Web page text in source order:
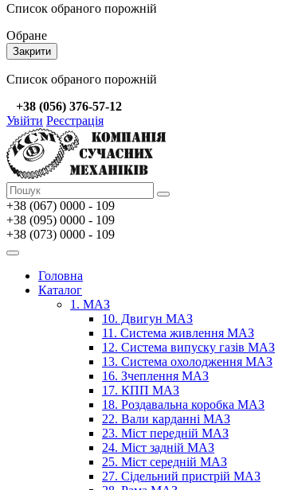
Список обраного порожній
Обране
Закрити
Список обраного порожній
+38 (056) 376-57-12
Увійти Реєстрація
+38 (067) 0000 - 109
+38 (095) 0000 - 109
+38 (073) 0000 - 109
Головна
Каталог
1. МАЗ
10. Двигун МАЗ
11. Система живлення МАЗ
12. Система випуску газів МАЗ
13. Система охолодження МАЗ
16. Зчеплення МАЗ
17. КПП МАЗ
18. Роздавальна коробка МАЗ
22. Вали карданні МАЗ
23. Міст передній МАЗ
24. Міст задній МАЗ
25. Міст середній МАЗ
27. Сідельний пристрій МАЗ